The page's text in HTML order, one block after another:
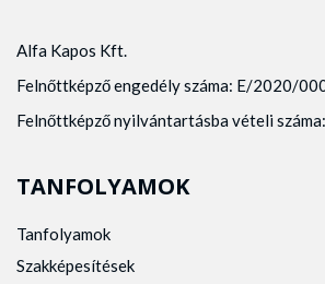
Alfa Kapos Kft.
Felnőttképző engedély száma: E/2020/
Felnőttképző nyilvántartásba vételi
TANFOLYAMOK
Tanfolyamok
Szakképesítések